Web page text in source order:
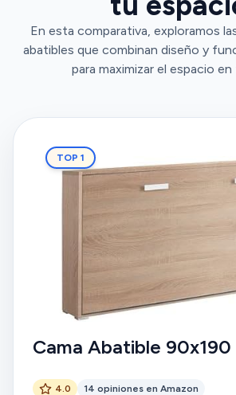
En esta comparativa, exploramos
abatibles que combinan diseño y
para maximizar el espacio
TOP 1
Cama Abatible 90x190
4.0 14 opiniones en Amazon